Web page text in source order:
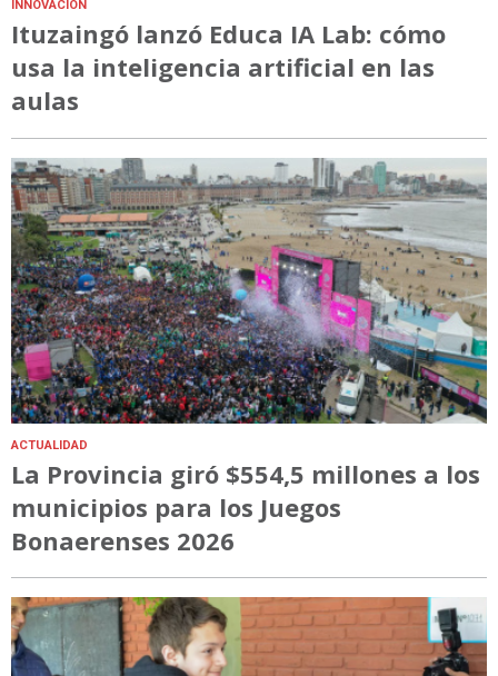
INNOVACIÓN
Ituzaingó lanzó Educa IA Lab: cómo
usa la inteligencia artificial en las
aulas
ACTUALIDAD
La Provincia giró $554,5 millones a los
municipios para los Juegos
Bonaerenses 2026